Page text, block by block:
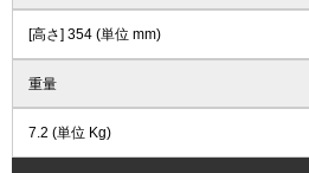
[高さ] 354 (単位 mm)
重量
7.2 (単位 Kg)